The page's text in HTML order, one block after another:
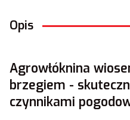
Opis
Agrowłóknina
brzegiem -
czynnikami